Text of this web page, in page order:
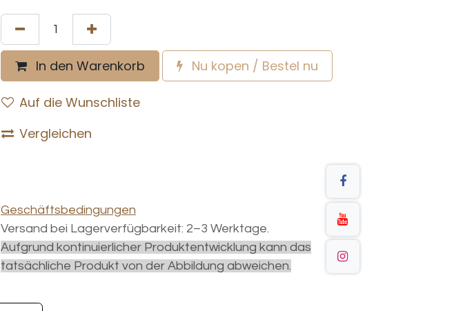
In den Warenkorb Nu kopen / Bestel nu
Auf die Wunschliste
Vergleichen
Geschäftsbedingungen
Versand bei Lagerverfügbarkeit: 2–3 Werktage.
Aufgrund kontinuierlicher Produktentwicklung kann das
tatsächliche Produkt von der Abbildung abweichen.